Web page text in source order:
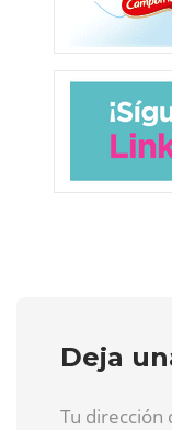
Deja
Tu dirección